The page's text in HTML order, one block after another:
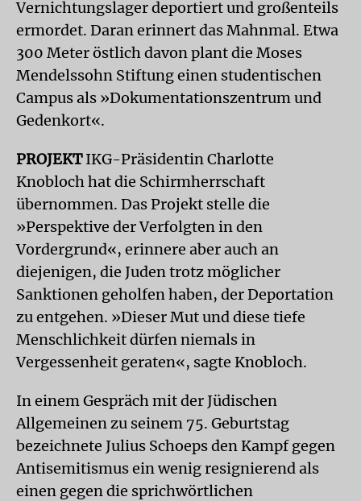
Vernichtungslager deportiert und großenteils
ermordet. Daran erinnert das Mahnmal. Etwa
300 Meter östlich davon plant die Moses
Mendelssohn Stiftung einen studentischen
Campus als »Dokumentationszentrum und
Gedenkort«.
PROJEKTIKG-Präsidentin Charlotte
Knobloch hat die Schirmherrschaft
übernommen. Das Projekt stelle die
»Perspektive der Verfolgten in den
Vordergrund«, erinnere aber auch an
diejenigen, die Juden trotz möglicher
Sanktionen geholfen haben, der Deportation
zu entgehen. »Dieser Mut und diese tiefe
Menschlichkeit dürfen niemals in
Vergessenheit geraten«, sagte Knobloch.
In einem Gespräch mit der Jüdischen
Allgemeinen zu seinem 75. Geburtstag
bezeichnete Julius Schoeps den Kampf gegen
Antisemitismus ein wenig resignierend als
einen gegen die sprichwörtlichen